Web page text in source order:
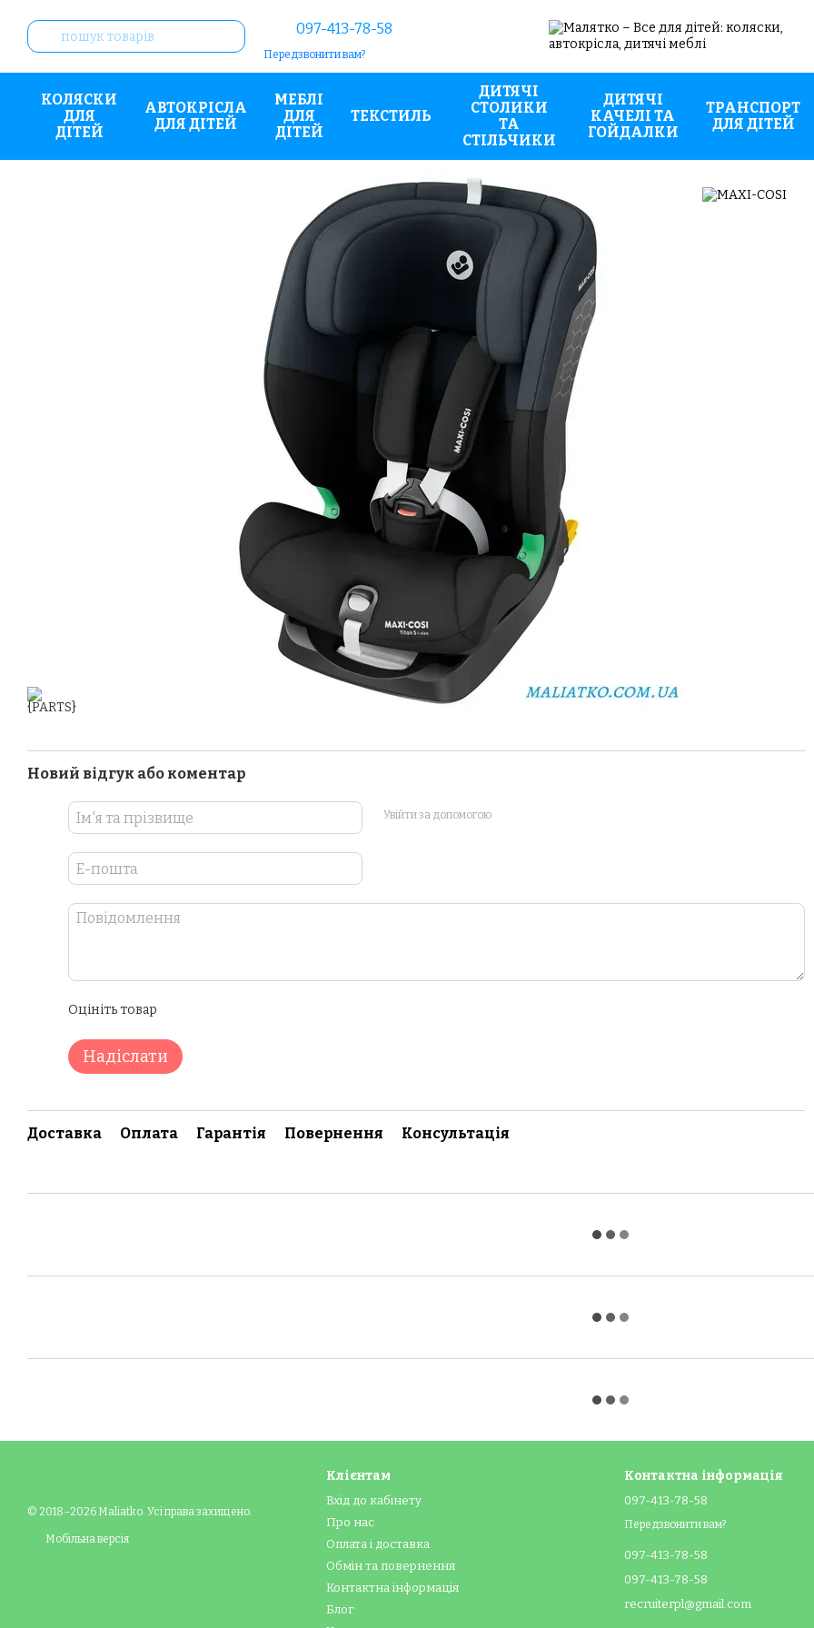
097-413-78-58
Передзвонити вам?
КОЛЯСКИ
ДЛЯ
ДІТЕЙ
АВТОКРІСЛА
ДЛЯ ДІТЕЙ
МЕБЛІ
ДЛЯ
ДІТЕЙ
ТЕКСТИЛЬ
ДИТЯЧІ
СТОЛИКИ
ТА
СТІЛЬЧИКИ
ДИТЯЧІ
КАЧЕЛІ ТА
ГОЙДАЛКИ
ТРАНСПОРТ
ДЛЯ ДІТЕЙ
Новий відгук або коментар
Увійти за допомогою
Оцініть товар
Надіслати
Доставка Оплата Гарантія Повернення Консультація
© 2018–2026 Maliatko. Усі права захищено.
Мобільна версія
Клієнтам
Вхід до кабінету
Про нас
Оплата і доставка
Обмін та повернення
Контактна інформація
Блог
Контактна інформація
097-413-78-58
Передзвонити вам?
097-413-78-58
097-413-78-58
recruiterpl@gmail.com